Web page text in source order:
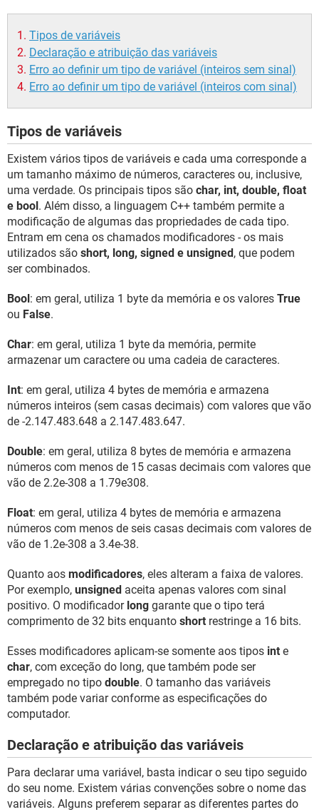
Tipos de variáveis
Declaração e atribuição das variáveis
Erro ao definir um tipo de variável (inteiros sem sinal)
Erro ao definir um tipo de variável (inteiros com sinal)
Tipos de variáveis
Existem vários tipos de variáveis e cada uma corresponde a
um tamanho máximo de números, caracteres ou, inclusive,
uma verdade. Os principais tipos são char, int, double, float
e bool. Além disso, a linguagem C++ também permite a
modificação de algumas das propriedades de cada tipo.
Entram em cena os chamados modificadores - os mais
utilizados são short, long, signed e unsigned, que podem
ser combinados.
Bool: em geral, utiliza 1 byte da memória e os valores True
ou False.
Char: em geral, utiliza 1 byte da memória, permite
armazenar um caractere ou uma cadeia de caracteres.
Int: em geral, utiliza 4 bytes de memória e armazena
números inteiros (sem casas decimais) com valores que vão
de -2.147.483.648 a 2.147.483.647.
Double: em geral, utiliza 8 bytes de memória e armazena
números com menos de 15 casas decimais com valores que
vão de 2.2e-308 a 1.79e308.
Float: em geral, utiliza 4 bytes de memória e armazena
números com menos de seis casas decimais com valores de
vão de 1.2e-308 a 3.4e-38.
Quanto aos modificadores, eles alteram a faixa de valores.
Por exemplo, unsigned aceita apenas valores com sinal
positivo. O modificador long garante que o tipo terá
comprimento de 32 bits enquanto short restringe a 16 bits.
Esses modificadores aplicam-se somente aos tipos int e
char, com exceção do long, que também pode ser
empregado no tipo double. O tamanho das variáveis
também pode variar conforme as especificações do
computador.
Declaração e atribuição das variáveis
Para declarar uma variável, basta indicar o seu tipo seguido
do seu nome. Existem várias convenções sobre o nome das
variáveis. Alguns preferem separar as diferentes partes do